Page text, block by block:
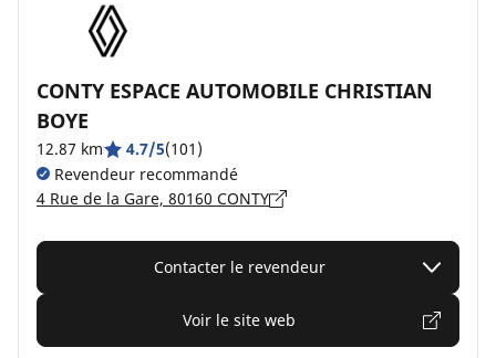
CONTY ESPACE AUTOMOBILE CHRISTIAN
BOYE
12.87 km 4.7/5(101)
Revendeur recommandé
4 Rue de la Gare, 80160 CONTY
Contacter le revendeur
Voir le site web